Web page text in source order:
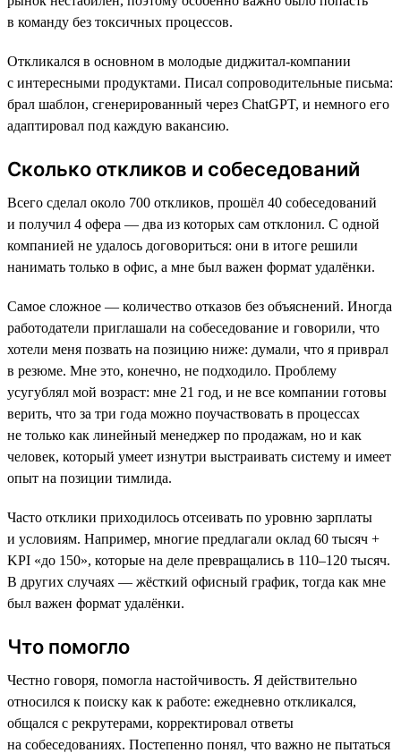
в команду без токсичных процессов.
Откликался в основном в молодые диджитал-компании
с интересными продуктами. Писал сопроводительные письма:
брал шаблон, сгенерированный через ChatGPT, и немного его
адаптировал под каждую вакансию.
Сколько откликов и собеседований
Всего сделал около 700 откликов, прошёл 40 собеседований
и получил 4 офера — два из которых сам отклонил. С одной
компанией не удалось договориться: они в итоге решили
нанимать только в офис, а мне был важен формат удалёнки.
Самое сложное — количество отказов без объяснений. Иногда
работодатели приглашали на собеседование и говорили, что
хотели меня позвать на позицию ниже: думали, что я приврал
в резюме. Мне это, конечно, не подходило. Проблему
усугублял мой возраст: мне 21 год, и не все компании готовы
верить, что за три года можно поучаствовать в процессах
не только как линейный менеджер по продажам, но и как
человек, который умеет изнутри выстраивать систему и имеет
опыт на позиции тимлида.
Часто отклики приходилось отсеивать по уровню зарплаты
и условиям. Например, многие предлагали оклад 60 тысяч +
KPI «до 150», которые на деле превращались в 110–120 тысяч.
В других случаях — жёсткий офисный график, тогда как мне
был важен формат удалёнки.
Что помогло
Честно говоря, помогла настойчивость. Я действительно
относился к поиску как к работе: ежедневно откликался,
общался с рекрутерами, корректировал ответы
на собеседованиях. Постепенно понял, что важно не пытаться